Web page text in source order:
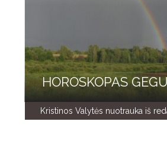
HOROSKOPAS
Kristinos Valytės nuotrauka iš